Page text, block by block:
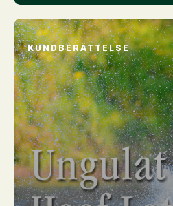
KUNDBERÄTTELSE